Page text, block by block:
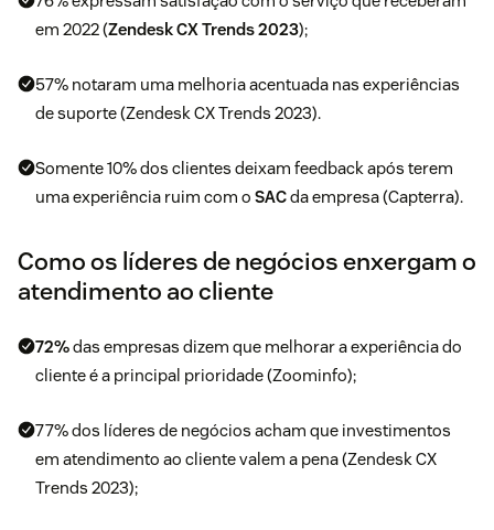
em 2022 (Zendesk CX Trends 2023);
57% notaram uma melhoria acentuada nas experiências
de suporte (Zendesk CX Trends 2023).
Somente 10% dos clientes deixam feedback após terem
uma experiência ruim com o SACda empresa (Capterra).
Como os líderes de negócios enxergam o
atendimento ao cliente
72%das empresas dizem que melhorar a experiência do
cliente é a principal prioridade (Zoominfo);
77% dos líderes de negócios acham que investimentos
em atendimento ao cliente valem a pena (Zendesk CX
Trends 2023);